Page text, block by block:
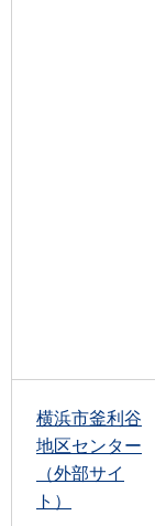
横浜市釜利谷
地区センター
（外部サイ
ト）